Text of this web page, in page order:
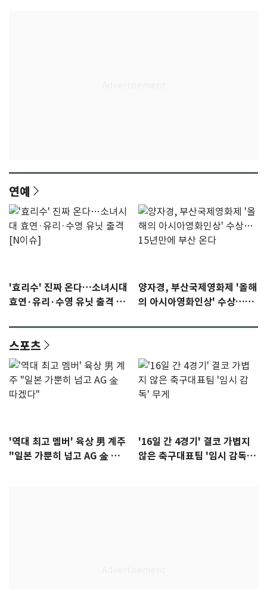
연예
'효리수' 진짜 온다…소녀시대
효연·유리·수영 유닛 출격 [N
양자경, 부산국제영화제 '올해
의 아시아영화인상' 수상…15
스포츠
'역대 최고 멤버' 육상 男 계주
"일본 가뿐히 넘고 AG 金 따겠
'16일 간 4경기' 결코 가볍지
않은 축구대표팀 '임시 감독'